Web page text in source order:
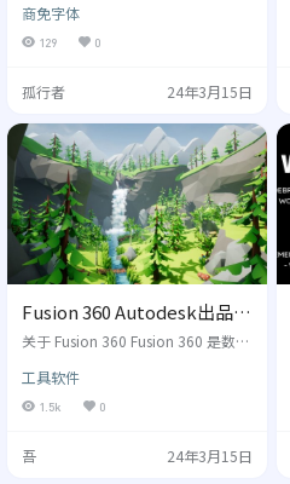
体中文所需要的汉字（最新版本包
含超过20932个汉字，完整覆盖GB2
312/Big5以及GBK标准字符集）。
其他几十种语言符号。以外，该字
丁符号和Droid Sans Mono等宽字
体，并内置Hinting和Kerning信息。
微米黑字体文件极小…
商免字体
129 0
孤行者 24年3月15日
Fusion 360 Autodesk出品的
3D 建模软件，附免破解正规
关于 Fusion 360 Fusion 360 是数字
CAD、CAM、CAE 和 PCB 软件，功
能涵盖三维设计、工业制造、电子
产品、数字管理、数字仿真、团队
设计和制造软件。作为一款专业的
工具软件
1.5k 0
吾 24年3月15日